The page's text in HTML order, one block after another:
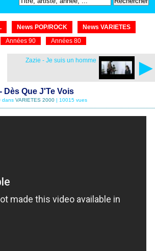
News POP/ROCK
News VARIETES
Années 90 Années 80
►
Zazie - Je suis un homme
Dès Que J'Te Vois
dans VARIETES 2000| 10015 vues